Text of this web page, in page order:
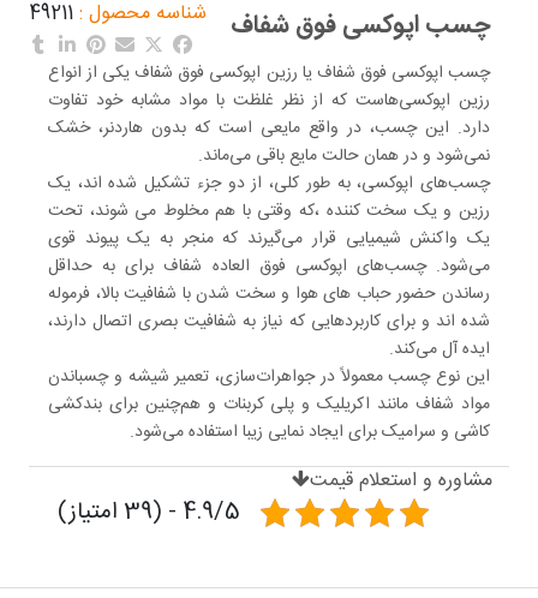
چسب اپوکسی فوق شفاف شناسه محصول :49211
چسب اپوکسی فوق شفاف یا رزین اپوکسی فوق شفاف یکی از انواع
رزین اپوکسی‌هاست که از نظر غلظت با مواد مشابه خود تفاوت
دارد. این چسب، در واقع مایعی است که بدون هاردنر، خشک
نمی‌شود و در همان حالت مایع باقی می‌ماند.
چسب‌های اپوکسی، به طور کلی، از دو جزء تشکیل شده اند، یک
رزین و یک سخت کننده ،که وقتی با هم مخلوط می شوند، تحت
یک واکنش شیمیایی قرار می‌گیرند که منجر به یک پیوند قوی
می‌شود. چسب‌های اپوکسی فوق العاده شفاف برای به حداقل
رساندن حضور حباب های هوا و سخت شدن با شفافیت بالا، فرموله
شده اند و برای کاربردهایی که نیاز به شفافیت بصری اتصال دارند،
ایده آل می‌کند.
این نوع چسب معمولاً در جواهرات‌سازی، تعمیر شیشه و چسباندن
مواد شفاف مانند اکریلیک و پلی کربنات و هم‌چنین برای بندکشی
کاشی و سرامیک برای ایجاد نمایی زیبا استفاده می‌شود.
مشاوره و استعلام قیمت
4.9/5 - (39 امتیاز)